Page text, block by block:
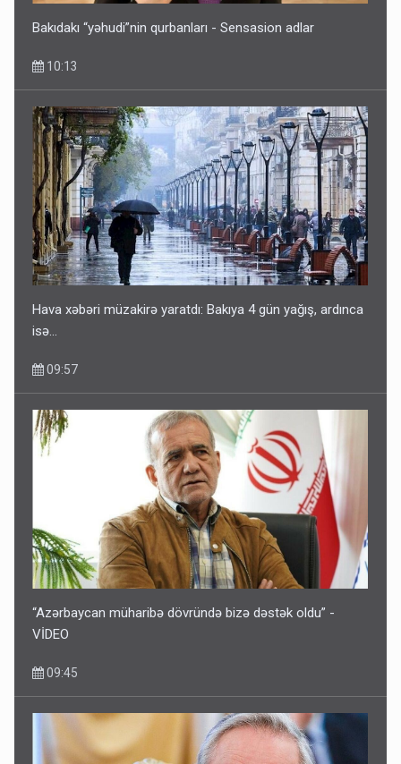
Bakıdakı “yəhudi”nin qurbanları - Sensasion adlar
10:13
Hava xəbəri müzakirə yaratdı: Bakıya 4 gün yağış, ardınca
isə…
09:57
“Azərbaycan müharibə dövründə bizə dəstək oldu” -
VİDEO
09:45